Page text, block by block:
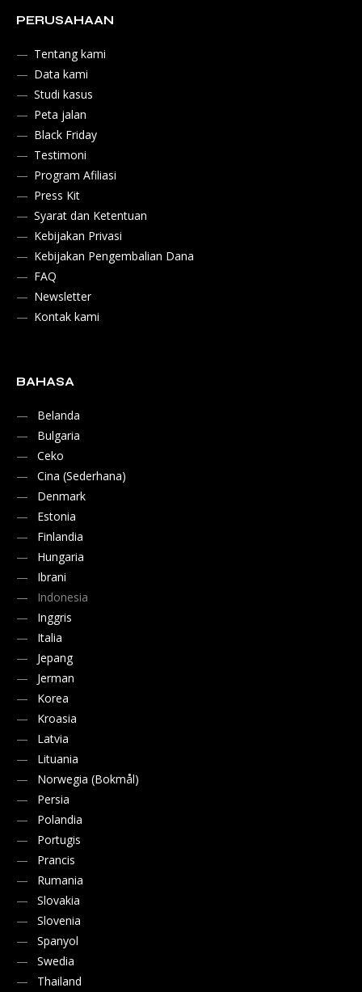
PERUSAHAAN
Tentang kami
Data kami
Studi kasus
Peta jalan
Black Friday
Testimoni
Program Afiliasi
Press Kit
Syarat dan Ketentuan
Kebijakan Privasi
Kebijakan Pengembalian Dana
FAQ
Newsletter
Kontak kami
BAHASA
Belanda
Bulgaria
Ceko
Cina (Sederhana)
Denmark
Estonia
Finlandia
Hungaria
Ibrani
Indonesia
Inggris
Italia
Jepang
Jerman
Korea
Kroasia
Latvia
Lituania
Norwegia (Bokmål)
Persia
Polandia
Portugis
Prancis
Rumania
Slovakia
Slovenia
Spanyol
Swedia
Thailand